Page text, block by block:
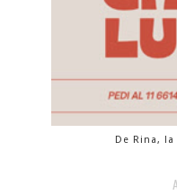
De Rina,